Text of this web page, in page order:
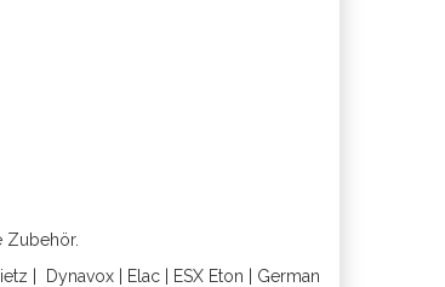
Zubehör.
Dynavox Elac ESX Eton
German